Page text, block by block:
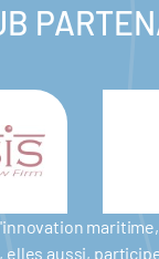
aussi,